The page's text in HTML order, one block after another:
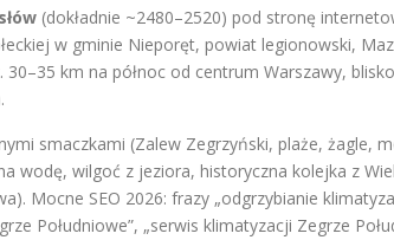
(dokładnie ~2480–2520) pod stronę
w gminie Nieporęt, powiat legionowski,
km na północ od centrum Warszawy,
smaczkami (Zalew Zegrzyński, plaże, żagle,
wodę, wilgoć z jeziora, historyczna kolejka z
Mocne SEO 2026: frazy „odgrzybianie
Południowe”, „serwis klimatyzacji Zegrze